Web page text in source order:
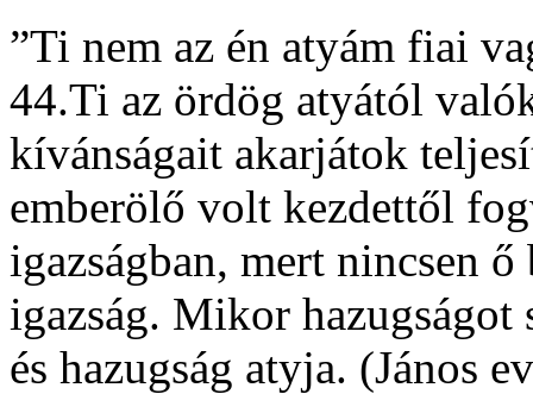
”Ti nem az én atyám fiai
44.Ti az ördög atyától
kívánságait akarjátok
emberölő volt kezdettől
igazságban, mert nincsen ő
igazság. Mikor hazugságot
és hazugság atyja. (János